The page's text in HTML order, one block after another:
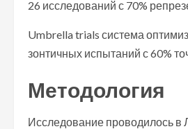
26 исследований с 70%
Umbrella trials система
зонтичных испытаний с 60%
Методология
Исследование проводилось в